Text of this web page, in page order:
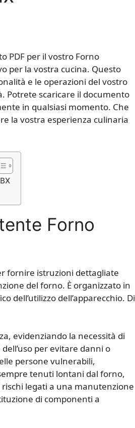
PDF per il vostro Forno
per la vostra cucina. Questo
e le operazioni del vostro
Potrete scaricare il documento
in qualsiasi momento. Che
la vostra esperienza culinaria
Forno
fornire istruzioni dettagliate
del forno. È organizzato in
dell’utilizzo dell’apparecchio. Di
evidenziando la necessità di
per evitare danni o
persone vulnerabili,
tenuti lontani dal forno,
legati a una manutenzione
di componenti a